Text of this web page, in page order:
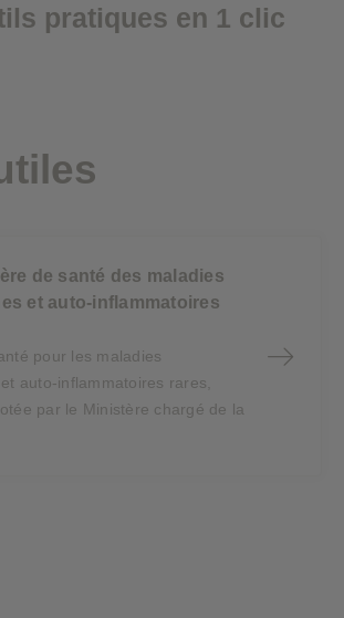
pratiques en 1 clic
de santé des maladies
et auto-inflammatoires
pour les maladies
auto-inflammatoires rares,
par le Ministère chargé de la